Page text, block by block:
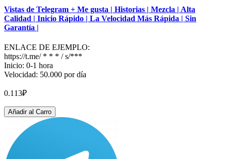
Vistas de Telegram + Me gusta | Historias | Mezcla | Alta
Calidad | Inicio Rápido | La Velocidad Más Rápida | Sin
Garantía |
ENLACE DE EJEMPLO:
https://t.me/ * * * / s/***
Inicio: 0-1 hora
Velocidad: 50.000 por día
0.113₽
Añadir al Carro